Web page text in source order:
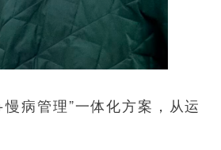
病管理”一体化方案，从运